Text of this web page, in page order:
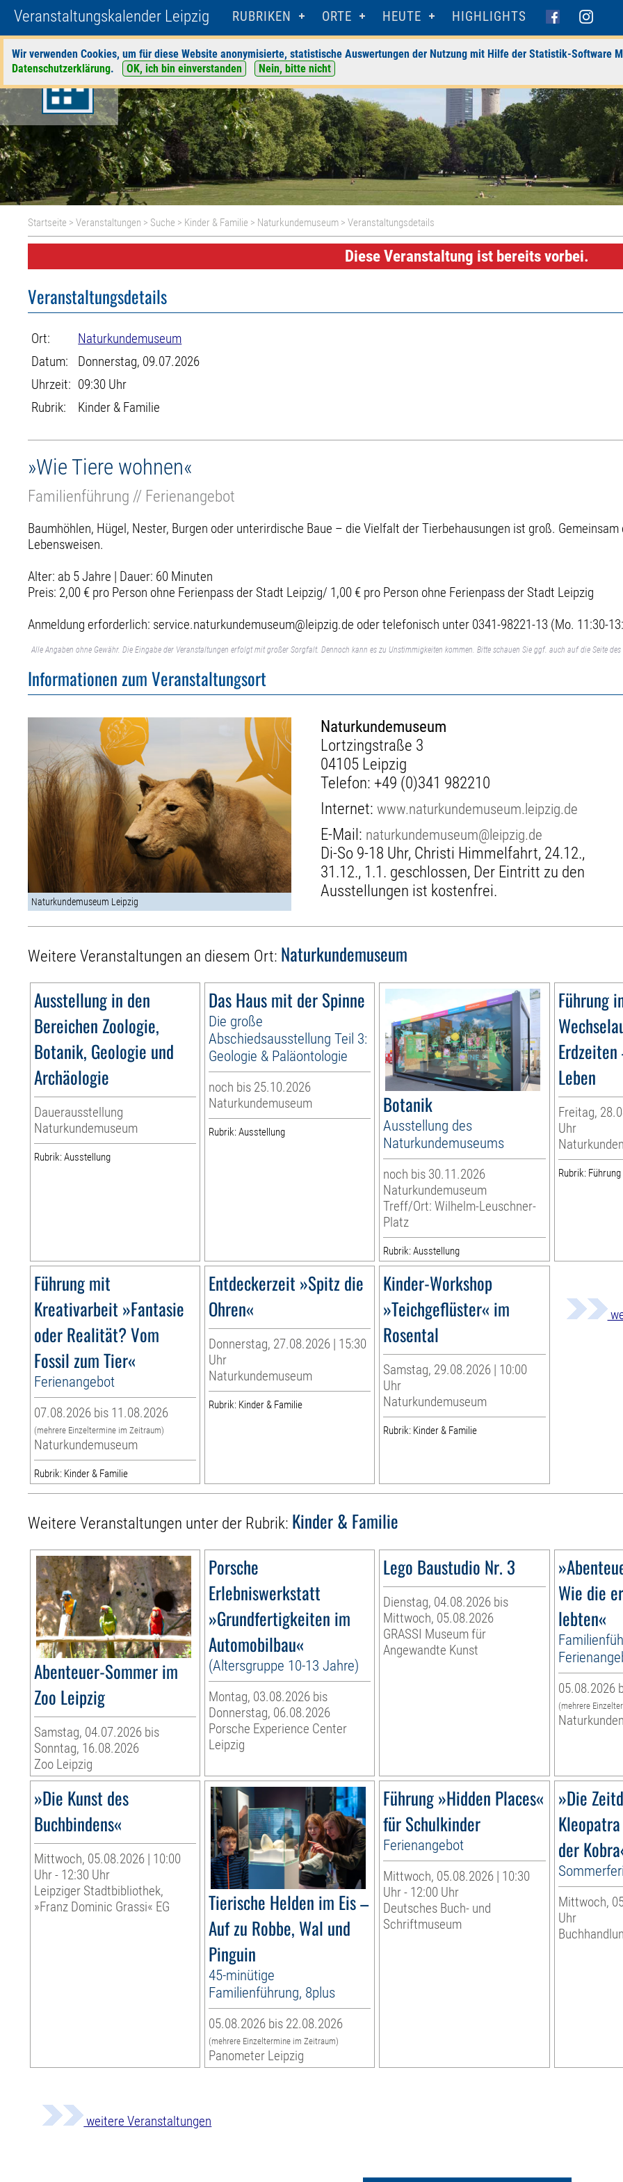
Veranstaltungskalender Leipzig RUBRIKEN ORTE HEUTE HIGHLIGHTS
Wir verwenden Cookies, um für diese Website anonymisierte, statistische Auswertungen der Nutzung mit Hilfe der Statistik-Software
Datenschutzerklärung. OK, ich bin einverstanden Nein, bitte nicht
Startseite >Veranstaltungen > Suche > Kinder & Familie > Naturkundemuseum > Veranstaltungsdetails
Diese Veranstaltung ist bereits vorbei.
Veranstaltungsdetails
Ort:
Naturkundemuseum
Datum:
Donnerstag, 09.07.2026
Uhrzeit: 09:30 Uhr
Rubrik:
Kinder & Familie
»Wie Tiere wohnen«
Familienführung // Ferienangebot
Baumhöhlen, Hügel, Nester, Burgen oder unterirdische Baue – die Vielfalt der Tierbehausungen ist groß.
Lebensweisen.
Alter: ab 5 Jahre | Dauer: 60 Minuten
Preis: 2,00 € pro Person ohne Ferienpass der Stadt Leipzig/ 1,00 € pro Person ohne Ferienpass der Stadt Leipzig
Anmeldung erforderlich: service.naturkundemuseum@leipzig.de oder telefonisch unter 0341-98221-13 (Mo. 11:30-
Alle Angaben ohne Gewähr. Die Eingabe der Veranstaltungen erfolgt mit großer Sorgfalt. Dennoch kann es zu Unstimmigkeiten kommen. Bitte schauen Sie ggf. auch auf die Seite
Informationen zum Veranstaltungsort
Naturkundemuseum Leipzig
Naturkundemuseum
Lortzingstraße 3
04105 Leipzig
Telefon: +49 (0)341 982210
Internet:www.naturkundemuseum.leipzig.de
E-Mail: naturkundemuseum@leipzig.de
Di-So 9-18 Uhr, Christi Himmelfahrt, 24.12.,
31.12., 1.1. geschlossen, Der Eintritt zu den
Ausstellungen ist kostenfrei.
Weitere Veranstaltungen an diesem Ort: Naturkundemuseum
Ausstellung in den
Bereichen Zoologie,
Botanik, Geologie und
Archäologie
Dauerausstellung
Naturkundemuseum
Rubrik: Ausstellung
Das Haus mit der Spinne
Die große
Abschiedsausstellung Teil 3:
Geologie & Paläontologie
noch bis 25.10.2026
Naturkundemuseum
Rubrik: Ausstellung
Botanik
Ausstellung des
Naturkundemuseums
noch bis 30.11.2026
Naturkundemuseum
Treff/Ort: Wilhelm-Leuschner-
Platz
Rubrik: Ausstellung
Führung
Leben
Freitag,
Uhr
Rubrik: Führung
Führung mit
Kreativarbeit »Fantasie
oder Realität? Vom
Fossil zum Tier«
Ferienangebot
07.08.2026 bis 11.08.2026
(mehrere Einzeltermine im Zeitraum)
Naturkundemuseum
Rubrik: Kinder & Familie
Entdeckerzeit »Spitz die
Ohren«
Donnerstag, 27.08.2026 | 15:30
Uhr
Naturkundemuseum
Rubrik: Kinder & Familie
Kinder-Workshop
»Teichgeflüster« im
Rosental
Samstag, 29.08.2026 | 10:00
Uhr
Naturkundemuseum
Rubrik: Kinder & Familie
Weitere Veranstaltungen unter der Rubrik: Kinder & Familie
Abenteuer-Sommer im
Zoo Leipzig
Samstag, 04.07.2026 bis
Sonntag, 16.08.2026
Zoo Leipzig
Porsche
Erlebniswerkstatt
»Grundfertigkeiten im
Automobilbau«
(Altersgruppe 10-13 Jahre)
Montag, 03.08.2026 bis
Donnerstag, 06.08.2026
Porsche Experience Center
Leipzig
Lego Baustudio Nr. 3
Dienstag, 04.08.2026 bis
Mittwoch, 05.08.2026
GRASSI Museum für
Angewandte Kunst
Wie die
lebten«
05.08.2026
(mehrere
»Die Kunst des
Buchbindens«
Mittwoch, 05.08.2026 | 10:00
Uhr - 12:30 Uhr
Leipziger Stadtbibliothek,
»Franz Dominic Grassi« EG
Tierische Helden im Eis –
Auf zu Robbe, Wal und
Pinguin
45-minütige
Familienführung, 8plus
05.08.2026 bis 22.08.2026
(mehrere Einzeltermine im Zeitraum)
Panometer Leipzig
Führung »Hidden Places«
für Schulkinder
Ferienangebot
Mittwoch, 05.08.2026 | 10:30
Uhr - 12:00 Uhr
Deutsches Buch- und
Schriftmuseum
»Die
der
Mittwoch,
Uhr
weitere Veranstaltungen